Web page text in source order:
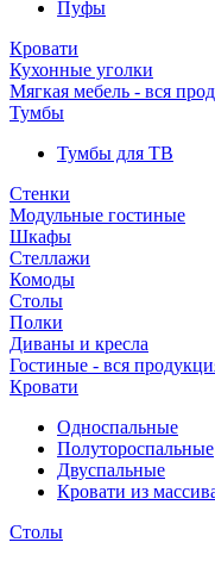
Пуфы
Кровати
Кухонные уголки
Мягкая мебель - вся
Тумбы
Тумбы для ТВ
Стенки
Модульные гостиные
Шкафы
Стеллажи
Комоды
Столы
Полки
Диваны и кресла
Гостиные - вся
Кровати
Односпальные
Полутороспальные
Двуспальные
Кровати из
Столы